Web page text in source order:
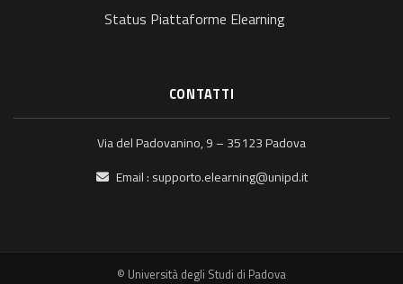
Status Piattaforme Elearning
CONTATTI
Via del Padovanino, 9 – 35123 Padova
Email : supporto.elearning@unipd.it
© Università degli Studi di Padova